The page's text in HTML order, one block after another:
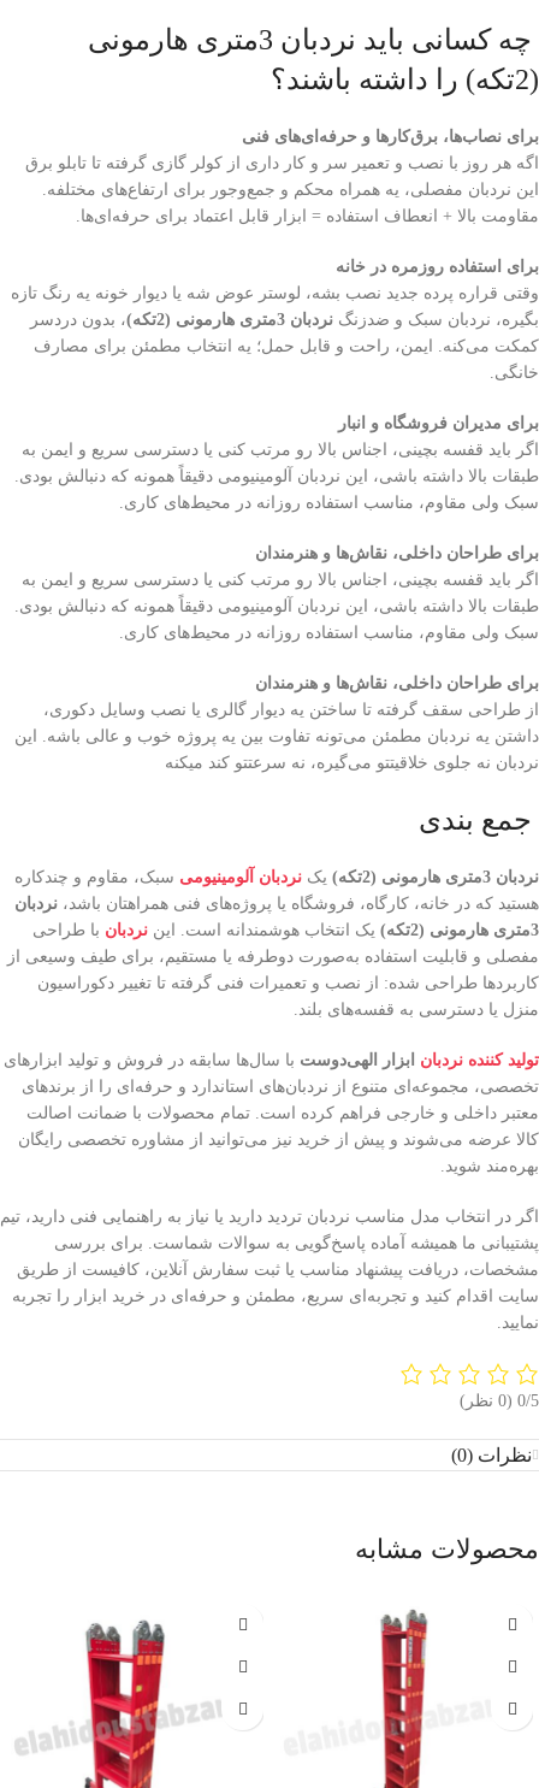
چه کسانی باید نردبان 3متری هارمونی
(2تکه) را داشته باشند؟
برای نصاب‌ها، برق‌کارها و حرفه‌ای‌های فنی
اگه هر روز با نصب و تعمیر سر و کار داری از کولر گازی گرفته تا تابلو برق
این نردبان مفصلی، یه همراه محکم و جمع‌وجور برای ارتفاع‌های مختلفه.
مقاومت بالا + انعطاف استفاده = ابزار قابل اعتماد برای حرفه‌ای‌ها.
برای استفاده روزمره در خانه
وقتی قراره پرده جدید نصب بشه، لوستر عوض شه یا دیوار خونه یه رنگ تازه
بگیره، نردبان سبک و ضدزنگ نردبان 3متری هارمونی (2تکه)
، بدون دردسر
کمکت می‌کنه. ایمن، راحت و قابل حمل؛ یه انتخاب مطمئن برای مصارف
خانگی.
برای مدیران فروشگاه و انبار
اگر باید قفسه بچینی، اجناس بالا رو مرتب کنی یا دسترسی سریع و ایمن به
طبقات بالا داشته باشی، این نردبان آلومینیومی دقیقاً همونه که دنبالش بودی.
سبک ولی مقاوم، مناسب استفاده روزانه در محیط‌های کاری.
برای طراحان داخلی، نقاش‌ها و هنرمندان
اگر باید قفسه بچینی، اجناس بالا رو مرتب کنی یا دسترسی سریع و ایمن به
طبقات بالا داشته باشی، این نردبان آلومینیومی دقیقاً همونه که دنبالش بودی.
سبک ولی مقاوم، مناسب استفاده روزانه در محیط‌های کاری.
برای طراحان داخلی، نقاش‌ها و هنرمندان
از طراحی سقف گرفته تا ساختن یه دیوار گالری یا نصب وسایل دکوری،
داشتن یه نردبان مطمئن می‌تونه تفاوت بین یه پروژه خوب و عالی باشه. این
نردبان نه جلوی خلاقیتتو می‌گیره، نه سرعتتو کند میکنه
جمع بندی
نردبان 3متری هارمونی (2تکه) یک نردبان آلومینیومی سبک، مقاوم و چندکاره
هستید که در خانه، کارگاه، فروشگاه یا پروژه‌های فنی همراهتان باشد، نردبان
3متری هارمونی (2تکه)
یک انتخاب هوشمندانه است. این نردبان با طراحی
مفصلی و قابلیت استفاده به‌صورت دوطرفه یا مستقیم، برای طیف وسیعی از
کاربردها طراحی شده: از نصب و تعمیرات فنی گرفته تا تغییر دکوراسیون
منزل یا دسترسی به قفسه‌های بلند.
تولید کننده نردبان ابزار الهی‌دوست با سال‌ها سابقه در فروش و تولید ابزارهای
تخصصی، مجموعه‌ای متنوع از نردبان‌های استاندارد و حرفه‌ای را از برندهای
معتبر داخلی و خارجی فراهم کرده است. تمام محصولات با ضمانت اصالت
کالا عرضه می‌شوند و پیش از خرید نیز می‌توانید از مشاوره تخصصی رایگان
بهره‌مند شوید.
اگر در انتخاب مدل مناسب نردبان تردید دارید یا نیاز به راهنمایی فنی دارید، تیم
پشتیبانی ما همیشه آماده پاسخ‌گویی به سوالات شماست. برای بررسی
مشخصات، دریافت پیشنهاد مناسب یا ثبت سفارش آنلاین، کافیست از طریق
سایت اقدام کنید و تجربه‌ای سریع، مطمئن و حرفه‌ای در خرید ابزار را تجربه
نمایید.
‫0/5 ‫(0 نظر)
نظرات (0)
محصولات مشابه